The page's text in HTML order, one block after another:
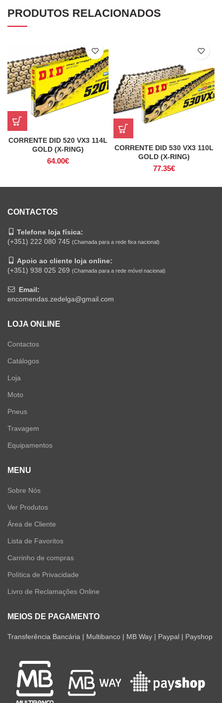
PRODUTOS RELACIONADOS
CORRENTE DID 520 VX3 114L
GOLD (X-RING)
64.00€
CORRENTE DID 530 VX3 110L
GOLD (X-RING)
77.35€
CONTACTOS
Telefone loja física:
(+351) 222 080 745 (Chamada para a rede fixa nacional)
Apoio ao cliente loja online:
(+351) 938 025 269 (Chamada para a rede móvel nacional)
Email:
encomendas.zedelga@gmail.com
LOJA ONLINE
Contactos
Catálogos
Loja
Moto
Pneus
Travagem
Equipamentos
MENU
Sobre Nós
Ver Produtos
Área de Cliente
Lista de Favoritos
Carrinho de compras
Política de Privacidade
Livro de Reclamações Online
MEIOS DE PAGAMENTO
Transferência Bancária | Multibanco | MB Way | Paypal | Payshop